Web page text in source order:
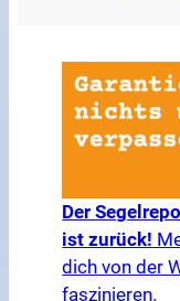
Der
ist zurück!
dich von der
faszinieren.